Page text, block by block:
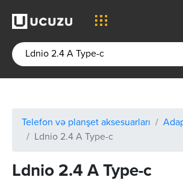
Telefon və planşet aksesuarları
Ldnio 2.4 A Type-c
Ldnio 2.4 A Type-c